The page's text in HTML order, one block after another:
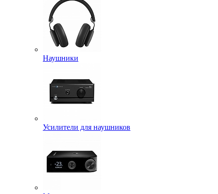
Наушники
Усилители для наушников